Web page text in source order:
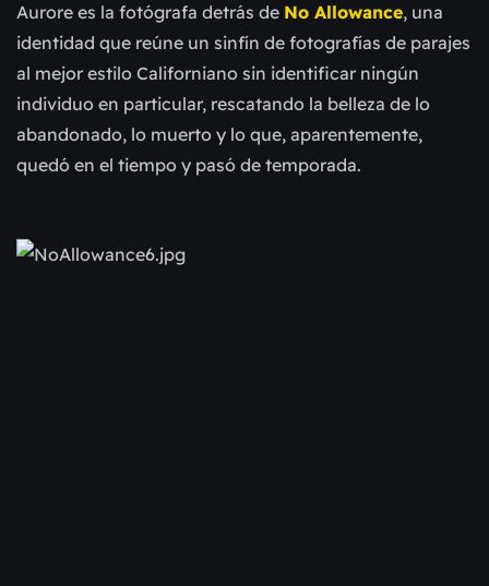
Aurore es la fotógrafa detrás de No Allowance, una
identidad que reúne un sinfín de fotografías de parajes
al mejor estilo Californiano sin identificar ningún
individuo en particular, rescatando la belleza de lo
abandonado, lo muerto y lo que, aparentemente,
quedó en el tiempo y pasó de temporada.